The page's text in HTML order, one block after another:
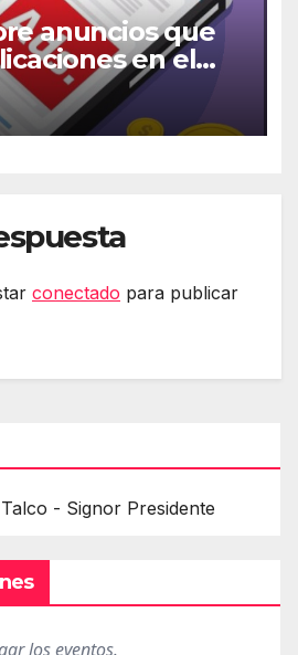
anuncios que
en el
conectado para publicar
- Signor Presidente